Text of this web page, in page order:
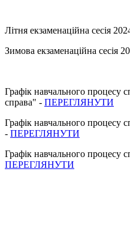
Літня екзаменаційна сесія
Зимова екзаменаційна сесія
Графік навчального процесу
справа" - ПЕРЕГЛЯНУТИ
Графік навчального процесу
- ПЕРЕГЛЯНУТИ
Графік навчального процесу
ПЕРЕГЛЯНУТИ